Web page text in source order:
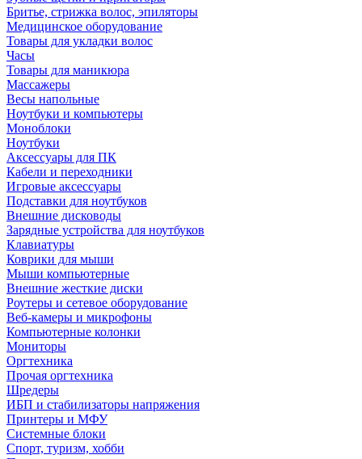
Бритье, стрижка волос, эпиляторы
Медицинское оборудование
Товары для укладки волос
Часы
Товары для маникюра
Массажеры
Весы напольные
Ноутбуки и компьютеры
Моноблоки
Ноутбуки
Аксессуары для ПК
Кабели и переходники
Игровые аксессуары
Подставки для ноутбуков
Внешние дисководы
Зарядные устройства для ноутбуков
Клавиатуры
Коврики для мыши
Мыши компьютерные
Внешние жесткие диски
Роутеры и сетевое оборудование
Веб-камеры и микрофоны
Компьютерные колонки
Мониторы
Оргтехника
Прочая оргтехника
Шредеры
ИБП и стабилизаторы напряжения
Принтеры и МФУ
Системные блоки
Спорт, туризм, хобби